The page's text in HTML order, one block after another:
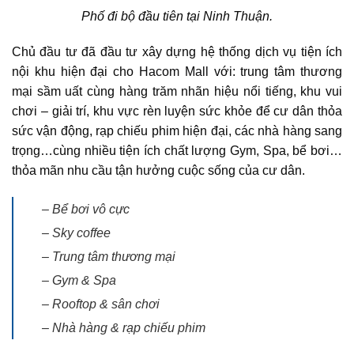
Phố đi bộ đầu tiên tại Ninh Thuận.
Chủ đầu tư đã đầu tư xây dựng hệ thống dịch vụ tiện ích
nội khu hiện đại cho Hacom Mall
với: trung tâm thương
mại sầm uất cùng hàng trăm nhãn hiệu nổi tiếng, khu vui
chơi – giải trí, khu vực rèn luyện sức khỏe để cư dân thỏa
sức vận động, rạp chiếu phim hiện đại, các nhà hàng sang
trọng…cùng nhiều tiện ích chất lượng Gym, Spa, bể bơi…
thỏa mãn nhu cầu tận hưởng cuộc sống của cư dân.
– Bể bơi vô cực
– Sky coffee
– Trung tâm thương mại
– Gym & Spa
– Rooftop & sân chơi
– Nhà hàng & rạp chiếu phim